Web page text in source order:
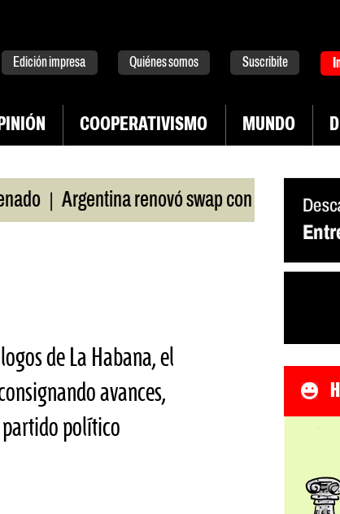
Edición impresa Quiénes somos Suscribite
COOPERATIVISMO MUNDO
| Argentina renovó swap con China
de La Habana, el
avances,
partido político